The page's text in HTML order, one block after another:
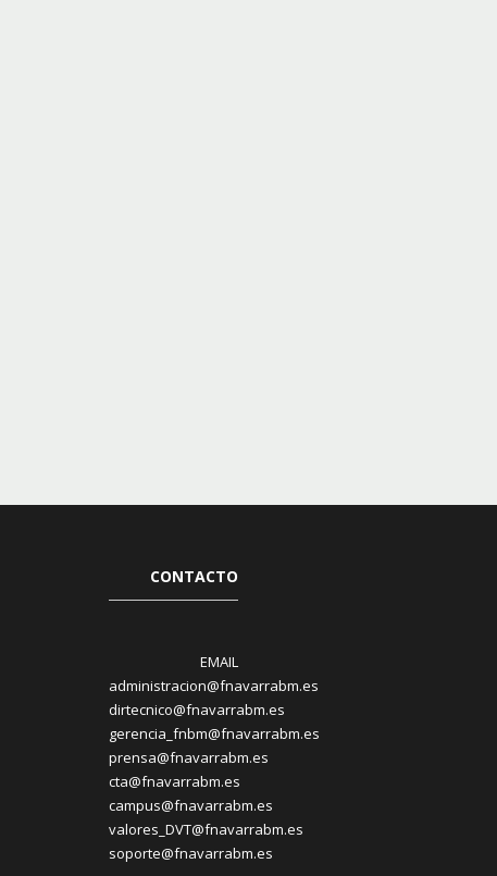
CONTACTO
EMAIL
administracion@fnavarrabm.es
dirtecnico@fnavarrabm.es
gerencia_fnbm@fnavarrabm.es
prensa@fnavarrabm.es
cta@fnavarrabm.es
campus@fnavarrabm.es
valores_DVT@fnavarrabm.es
soporte@fnavarrabm.es